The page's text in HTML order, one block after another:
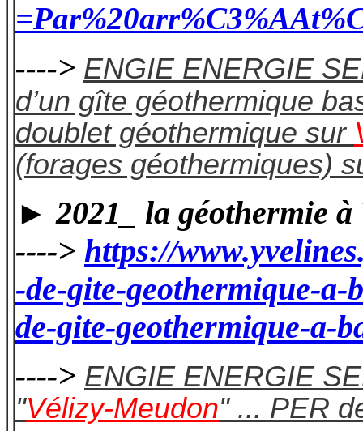
----> ENGIE ENERGIE
d’un gîte géothermique
doublet géothermique sur
(forages géothermiques)
► 2021_ la géothermie
----> https://
-de-gite-geothermique-
de-gite-geothermique-a-
----> ENGIE ENERGIE
"Vélizy-Meudon" ... PER